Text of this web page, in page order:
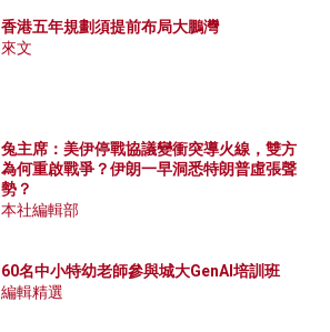
香港五年規劃須提前布局大鵬灣
來文
兔主席：美伊停戰協議變衝突導火線，雙方
為何重啟戰爭？伊朗一早洞悉特朗普虛張聲
勢？
本社編輯部
60名中小特幼老師參與城大GenAI培訓班
編輯精選